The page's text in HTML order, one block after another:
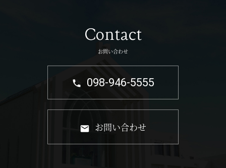
Contact
お問い合わせ
098-946-5555
お問い合わせ